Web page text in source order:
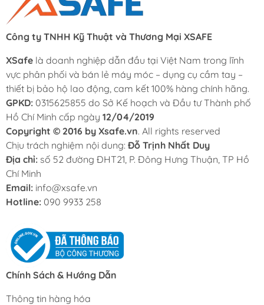
Công ty TNHH Kỹ Thuật và Thương Mại XSAFE
XSafe là doanh nghiệp dẫn đầu tại Việt Nam trong lĩnh
vực phân phối và bán lẻ máy móc – dụng cụ cầm tay –
thiết bị bảo hộ lao động, cam kết 100% hàng chính hãng.
GPKD: 0315625855 do Sở Kế hoạch và Đầu tư Thành phố
Hồ Chí Minh cấp ngày 12/04/2019
Copyright © 2016 by Xsafe.vn. All rights reserved
Chịu trách nghiệm nội dung: Đỗ Trịnh Nhất Duy
Địa chỉ: số 52 đường ĐHT21, P. Đông Hưng Thuận, TP Hồ
Chí Minh
Email: info@xsafe.vn
Hotline: 090 9933 258
Chính Sách & Hướng Dẫn
Thông tin hàng hóa